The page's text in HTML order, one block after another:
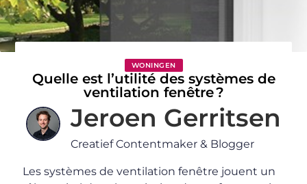
WONINGEN
Quelle est l’utilité des systèmes de
ventilation fenêtre ?
Jeroen Gerritsen
Creatief Contentmaker & Blogger
Les systèmes de ventilation fenêtre jouent un